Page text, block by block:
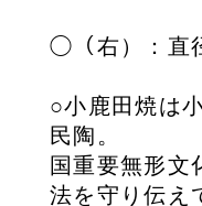
◯（右）：直
○小鹿田焼は
民陶。
国重要無形文
法を守り伝え